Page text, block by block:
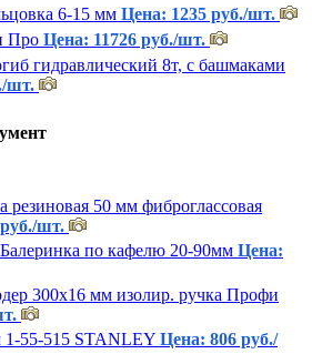
6-15 мм Цена: 1235 руб./шт.
Про Цена: 11726 руб./шт.
гидравлический 8т, с башмаками
шт.
резиновая 50 мм фиброглассовая
шт.
по кафелю 20-90мм Цена:
300х16 мм изолир. ручка Профи
1-55-515 STANLEY Цена: 806 руб./